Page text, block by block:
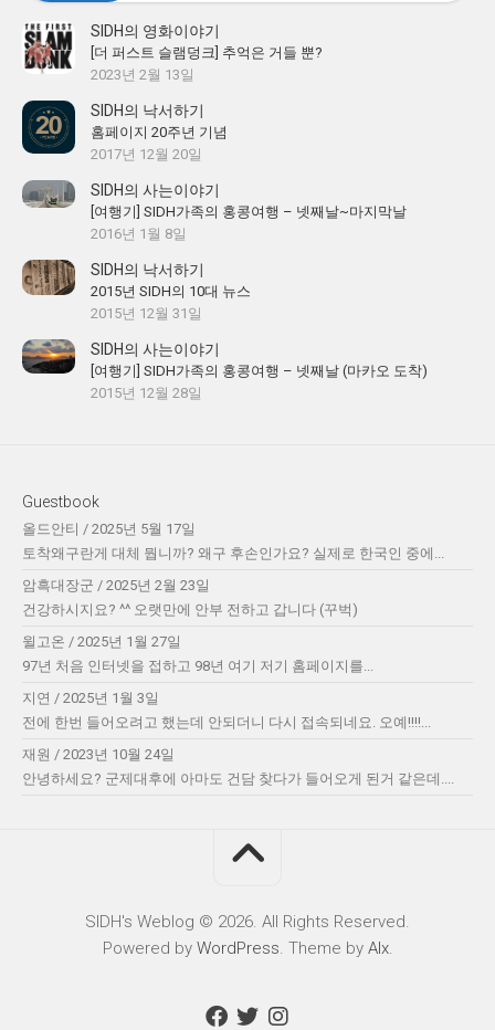
SIDH의 영화이야기
[더 퍼스트 슬램덩크] 추억은 거들 뿐?
2023년 2월 13일
SIDH의 낙서하기
홈페이지 20주년 기념
2017년 12월 20일
SIDH의 사는이야기
[여행기] SIDH가족의 홍콩여행 – 넷째날~마지막날
2016년 1월 8일
SIDH의 낙서하기
2015년 SIDH의 10대 뉴스
2015년 12월 31일
SIDH의 사는이야기
[여행기] SIDH가족의 홍콩여행 – 넷째날 (마카오 도착)
2015년 12월 28일
Guestbook
올드안티 / 2025년 5월 17일
토착왜구란게 대체 뭡니까? 왜구 후손인가요? 실제로 한국인 중에...
암흑대장군 / 2025년 2월 23일
건강하시지요? ^^ 오랫만에 안부 전하고 갑니다 (꾸벅)
윌고온 / 2025년 1월 27일
97년 처음 인터넷을 접하고 98년 여기 저기 홈페이지를...
지연 / 2025년 1월 3일
전에 한번 들어오려고 했는데 안되더니 다시 접속되네요. 오예!!!!...
재원 / 2023년 10월 24일
안녕하세요? 군제대후에 아마도 건담 찾다가 들어오게 된거 같은데....
SIDH′s Weblog © 2026. All Rights Reserved.
Powered by WordPress. Theme by Alx.